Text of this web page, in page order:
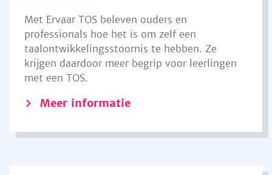
Met Ervaar TOS beleven ouders en
professionals hoe het is om zelf een
taalontwikkelingsstoornis te hebben. Ze
krijgen daardoor meer begrip voor leerlingen
met een TOS.
Meer informatie